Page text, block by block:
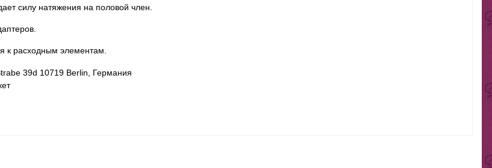
силу натяжения на половой член.
к расходным элементам.
39d 10719 Вerlin, Германия